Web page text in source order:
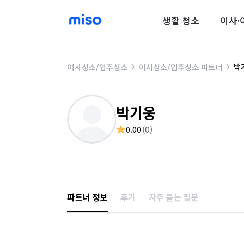
생활 청소 이사
이사청소/입주청소 이사청소/입주청소 파트너 박
박기웅
0.00(0)
파트너 정보 후기 자주 묻는 질문